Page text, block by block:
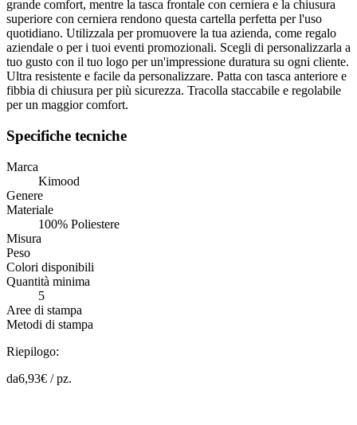
grande comfort, mentre la tasca frontale con cerniera e la chiusura
superiore con cerniera rendono questa cartella perfetta per l'uso
quotidiano. Utilizzala per promuovere la tua azienda, come regalo
aziendale o per i tuoi eventi promozionali. Scegli di personalizzarla a
tuo gusto con il tuo logo per un'impressione duratura su ogni cliente.
Ultra resistente e facile da personalizzare. Patta con tasca anteriore e
fibbia di chiusura per più sicurezza. Tracolla staccabile e regolabile
per un maggior comfort.
Specifiche tecniche
Marca
Kimood
Genere
Materiale
100% Poliestere
Misura
Peso
Colori disponibili
Quantità minima
5
Aree di stampa
Metodi di stampa
Riepilogo:
da6,93€ /pz.